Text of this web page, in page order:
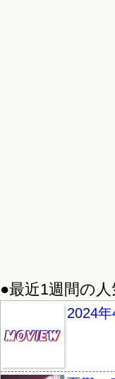
●最近1週間の
2024